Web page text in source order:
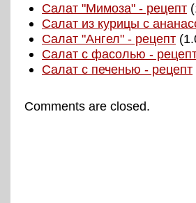
Салат "Мимоза" - рецепт
Салат из курицы с
Салат "Ангел" - рецепт
Салат с фасолью -
Салат с печенью - рецепт
Comments are closed.